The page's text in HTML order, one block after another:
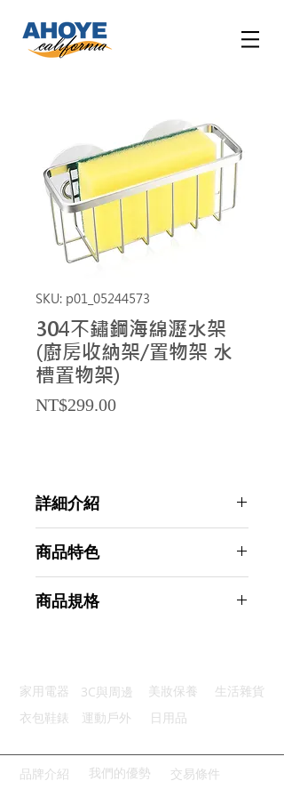
SKU: p01_05244573
304不鏽鋼海綿瀝水架
(廚房收納架/置物架 水
槽置物架)
NT$299.00Price
詳細介紹
商品特色
便利安裝：免打孔便利安裝不傷牆
商品規格
主要材質：304不鏽鋼
商品尺寸：15*6.5*5.5cm
產地名稱：中國大陸
代理商：亞桓有限公司
家用電器 3C與周邊 美妝保養
生活雜貨
衣包鞋錶
運動戶外 日用品
品牌介紹 我們的優勢 交易條件